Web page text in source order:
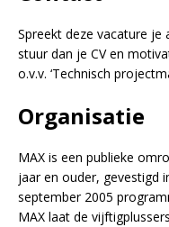
Spreekt deze vacature je
stuur dan je CV en
o.v.v. ‘Technisch
Organisatie
MAX is een publieke
jaar en ouder, gevestigd
september 2005
MAX laat de